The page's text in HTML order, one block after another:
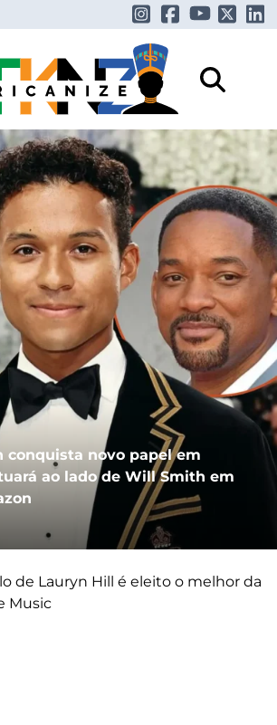
conquista novo papel em
ao lado de Will Smith em